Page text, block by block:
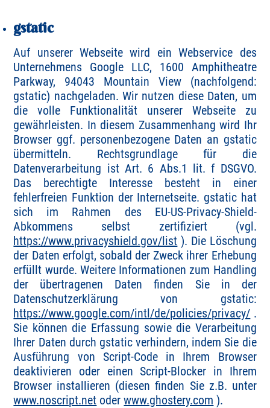
gstatic
Auf unserer Webseite wird ein Webservice des
Unternehmens Google LLC, 1600 Amphitheatre
Parkway, 94043 Mountain View (nachfolgend:
gstatic) nachgeladen. Wir nutzen diese Daten, um
die volle Funktionalität unserer Webseite zu
gewährleisten. In diesem Zusammenhang wird Ihr
Browser ggf. personenbezogene Daten an gstatic
übermitteln. Rechtsgrundlage für die
Datenverarbeitung ist Art. 6 Abs.1 lit. f DSGVO.
Das berechtigte Interesse besteht in einer
fehlerfreien Funktion der Internetseite. gstatic hat
sich im Rahmen des EU-US-Privacy-Shield-
Abkommens selbst zertifiziert (vgl.
https://www.privacyshield.gov/list ). Die Löschung
der Daten erfolgt, sobald der Zweck ihrer Erhebung
erfüllt wurde. Weitere Informationen zum Handling
der übertragenen Daten finden Sie in der
Datenschutzerklärung von gstatic:
https://www.google.com/intl/de/policies/privacy/ .
Sie können die Erfassung sowie die Verarbeitung
Ihrer Daten durch gstatic verhindern, indem Sie die
Ausführung von Script-Code in Ihrem Browser
deaktivieren oder einen Script-Blocker in Ihrem
Browser installieren (diesen finden Sie z.B. unter
www.noscript.net oderwww.ghostery.com ).